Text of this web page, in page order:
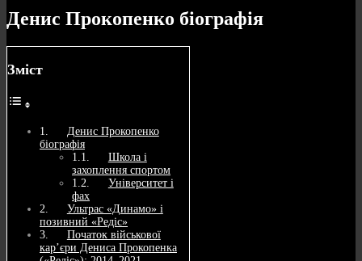
Денис Прокопенко біографія
Зміст
Денис Прокопенко
біографія
Школа і
захоплення спортом
Університет і
фах
Ультрас «Динамо» і
позивний «Редіс»
Початок військової
кар’єри Дениса Прокопенка